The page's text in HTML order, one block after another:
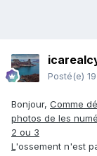
Posté(e)
Bonjour, Comme
photos de les
2 ou 3
L'ossement n'est